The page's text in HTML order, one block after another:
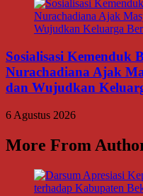
Sosialisasi Kemenduk
Nurachadiana Ajak
dan Wujudkan
6 Agustus 2026
More From